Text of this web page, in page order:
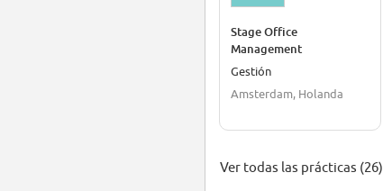
Stage Office
Management
Gestión
Amsterdam, Holanda
Ver todas las prácticas